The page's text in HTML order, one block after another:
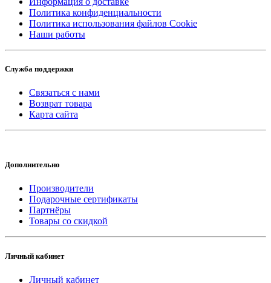
Политика конфиденциальности
Политика использования файлов Cookie
Наши работы
Служба поддержки
Связаться с нами
Возврат товара
Карта сайта
Дополнительно
Производители
Подарочные сертификаты
Партнёры
Товары со скидкой
Личный кабинет
Личный кабинет